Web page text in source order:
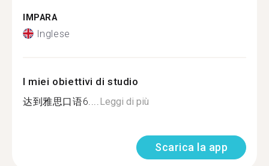
IMPARA
Inglese
I miei obiettivi di studio
达到雅思口语6.... Leggi di più
Scarica la app